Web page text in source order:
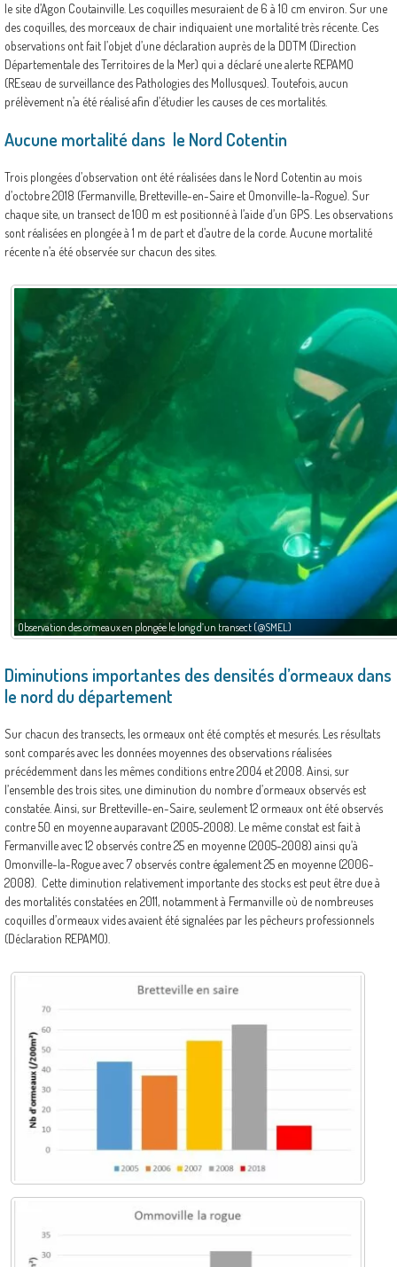
le site d’Agon Coutainville. Les coquilles mesuraient de 6 à 10 cm environ. Sur une
des coquilles, des morceaux de chair indiquaient une mortalité très récente. Ces
observations ont fait l’objet d’une déclaration auprès de la DDTM (Direction
Départementale des Territoires de la Mer) qui a déclaré une alerte REPAMO
(REseau de surveillance des Pathologies des Mollusques). Toutefois, aucun
prélèvement n’a été réalisé afin d’étudier les causes de ces mortalités.
Aucune mortalité dans le Nord Cotentin
Trois plongées d’observation ont été réalisées dans le Nord Cotentin au mois
d’octobre 2018 (Fermanville, Bretteville-en-Saire et Omonville-la-Rogue). Sur
chaque site, un transect de 100 m est positionné à l’aide d’un GPS. Les observations
sont réalisées en plongée à 1 m de part et d’autre de la corde. Aucune mortalité
récente n’a été observée sur chacun des sites.
Observation des ormeaux en plongée le long d’un transect (@SMEL)
Diminutions importantes des densités d’ormeaux dans
le nord du département
Sur chacun des transects, les ormeaux ont été comptés et mesurés. Les résultats
sont comparés avec les données moyennes des observations réalisées
précédemment dans les mêmes conditions entre 2004 et 2008. Ainsi, sur
l’ensemble des trois sites, une diminution du nombre d’ormeaux observés est
constatée. Ainsi, sur Bretteville-en-Saire, seulement 12 ormeaux ont été observés
contre 50 en moyenne auparavant (2005-2008). Le même constat est fait à
Fermanville avec 12 observés contre 25 en moyenne (2005-2008) ainsi qu’à
Omonville-la-Rogue avec 7 observés contre également 25 en moyenne (2006-
2008). Cette diminution relativement importante des stocks est peut être due à
des mortalités constatées en 2011, notamment à Fermanville où de nombreuses
coquilles d’ormeaux vides avaient été signalées par les pêcheurs professionnels
(Déclaration REPAMO).